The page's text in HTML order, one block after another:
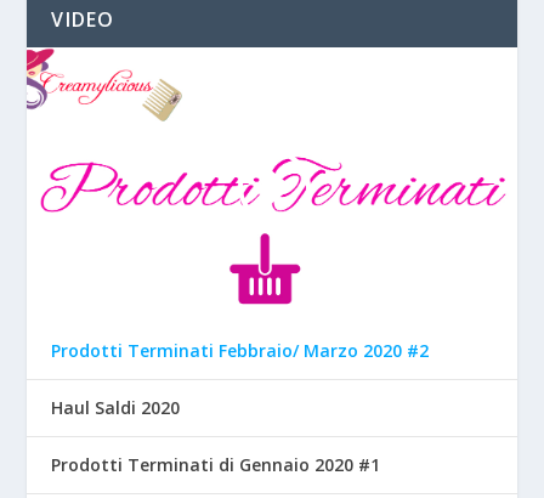
VIDEO
Prodotti Terminati Febbraio/ Marzo 2020 #2
Haul Saldi 2020
Prodotti Terminati di Gennaio 2020 #1